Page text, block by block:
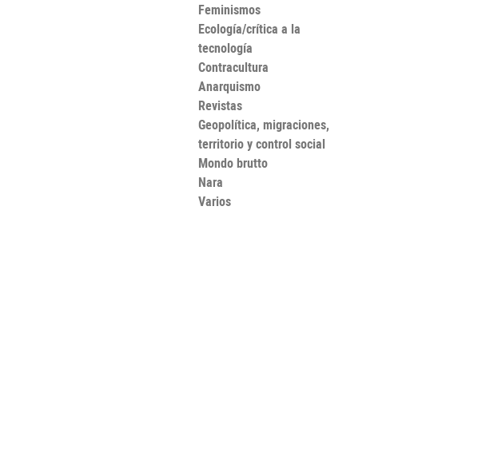
Feminismos
Ecología/crítica a la
tecnología
Contracultura
Anarquismo
Revistas
Geopolítica, migraciones,
territorio y control social
Mondo brutto
Nara
Varios